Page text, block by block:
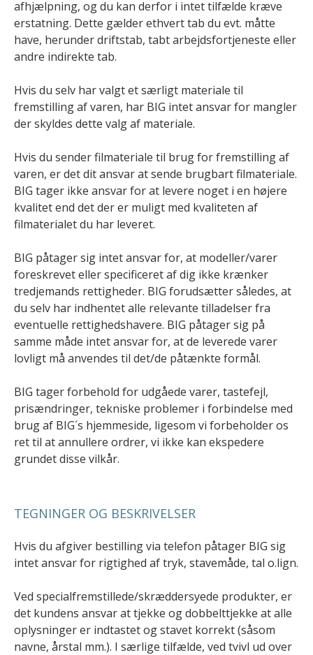
afhjælpning, og du kan derfor i intet tilfælde kræve
erstatning. Dette gælder ethvert tab du evt. måtte
have, herunder driftstab, tabt arbejdsfortjeneste eller
andre indirekte tab.
Hvis du selv har valgt et særligt materiale til
fremstilling af varen, har BIG intet ansvar for mangler
der skyldes dette valg af materiale.
Hvis du sender filmateriale til brug for fremstilling af
varen, er det dit ansvar at sende brugbart filmateriale.
BIG tager ikke ansvar for at levere noget i en højere
kvalitet end det der er muligt med kvaliteten af
filmaterialet du har leveret.
BIG påtager sig intet ansvar for, at modeller/varer
foreskrevet eller specificeret af dig ikke krænker
tredjemands rettigheder. BIG forudsætter således, at
du selv har indhentet alle relevante tilladelser fra
eventuelle rettighedshavere. BIG påtager sig på
samme måde intet ansvar for, at de leverede varer
lovligt må anvendes til det/de påtænkte formål.
BIG tager forbehold for udgåede varer, tastefejl,
prisændringer, tekniske problemer i forbindelse med
brug af BIG´s hjemmeside, ligesom vi forbeholder os
ret til at annullere ordrer, vi ikke kan ekspedere
grundet disse vilkår.
TEGNINGER OG BESKRIVELSER
Hvis du afgiver bestilling via telefon påtager BIG sig
intet ansvar for rigtighed af tryk, stavemåde, tal o.lign.
Ved specialfremstillede/skræddersyede produkter, er
det kundens ansvar at tjekke og dobbelttjekke at alle
oplysninger er indtastet og stavet korrekt (såsom
navne, årstal mm.). I særlige tilfælde, ved tvivl ud over